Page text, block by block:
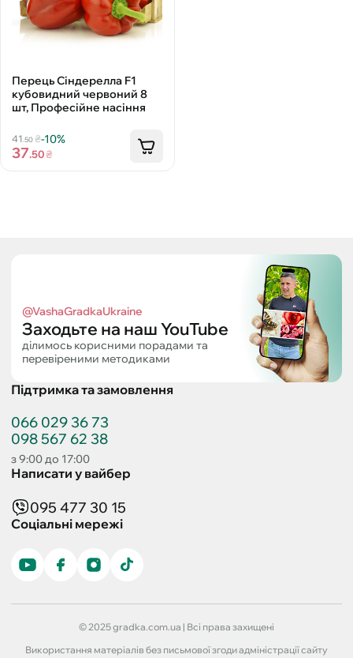
Перець Сіндерелла F1
кубовидний червоний 8
шт, Професійне насіння
41.50₴-10%
37.50₴
@VashaGradkaUkraine
Заходьте на наш YouTube
ділимось корисними порадами та
перевіреними методиками
Підтримка та замовлення
066 029 36 73
098 567 62 38
з 9:00 до 17:00
Написати у вайбер
095 477 30 15
Соціальні мережі
© 2025 gradka.com.ua | Всі права захищені
Використання матеріалів без письмової згоди адміністрації сайту